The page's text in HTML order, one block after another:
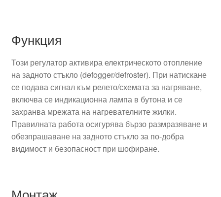
Функция
Този регулатор активира електрическото отопление
на задното стъкло (defogger/defroster). При натискане
се подава сигнал към релето/схемата за нагряване,
включва се индикационна лампа в бутона и се
захранва мрежата на нагревателните жилки.
Правилната работа осигурява бързо размразяване и
обезпрашаване на задното стъкло за по-добра
видимост и безопасност при шофиране.